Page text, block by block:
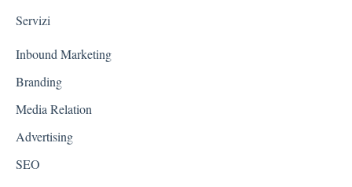
Servizi
Inbound Marketing
Branding
Media Relation
Advertising
SEO